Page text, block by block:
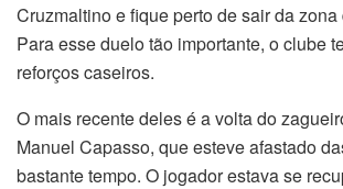
Cruzmaltino e fique perto de sair da
Para esse duelo tão importante, o clube
reforços caseiros.
O mais recente deles é a volta do
Manuel Capasso, que esteve afastado
bastante tempo. O jogador estava se